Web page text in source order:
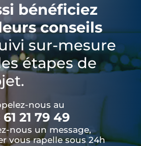
bénéficiez
conseils
sur-mesure
étapes de
nous au
21 79 49
nous un message,
vous rapelle sous 24h